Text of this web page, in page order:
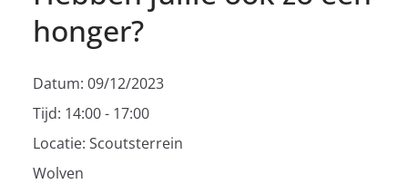
honger?
Datum: 09/12/2023
Tijd: 14:00 - 17:00
Locatie: Scoutsterrein
Wolven